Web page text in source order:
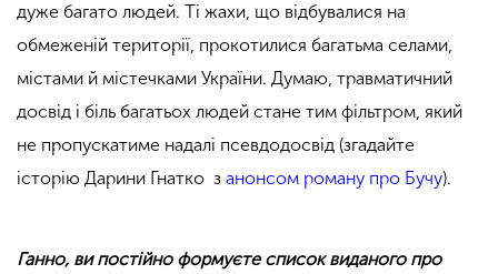
дуже багато людей. Ті жахи, що відбувалися на
обмеженій території, прокотилися багатьма селами,
містами й містечками України. Думаю, травматичний
досвід і біль багатьох людей стане тим фільтром, який
не пропускатиме надалі псевдодосвід (згадайте
історію Дарини Гнатко з анонсом роману про Бучу).
Ганно, ви постійно формуєте список виданого про